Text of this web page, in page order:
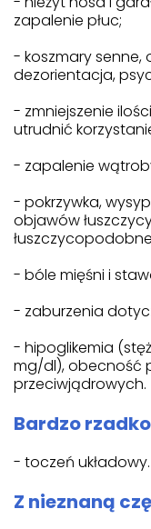
zapalenie płuc;
- koszmary
dezorientacja,
- zmniejszenie
utrudnić
- zapalenie
- pokrzywka,
objawów
- bóle mięśni i
- zaburzenia
- hipoglikemia
mg/dl), obecność
przeciwjądrowych.
Bardzo
- toczeń układowy.
Z nieznaną